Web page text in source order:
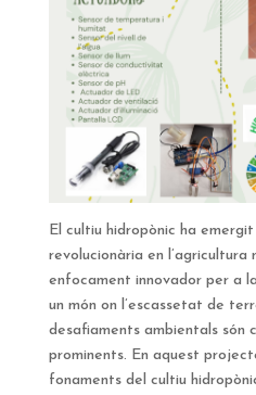
El cultiu hidropònic ha
revolucionària en l’agricultura
enfocament innovador per a
un món on l’escassetat de
desafiaments ambientals són
prominents. En aquest
fonaments del cultiu